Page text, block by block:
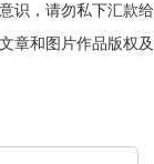
识，请勿私下汇款给
章和图片作品版权及